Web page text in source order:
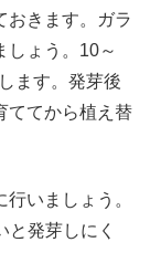
おきます。ガラ
しょう。10～
ます。発芽後
ててから植え替
いましょう。
発芽しにく